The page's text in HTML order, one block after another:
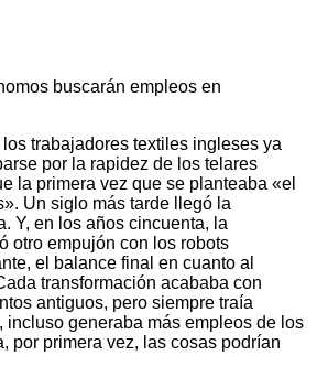
buscarán empleos en
trabajadores textiles ingleses ya
por la rapidez de los telares
la primera vez que se planteaba «el
Un siglo más tarde llegó la
Y, en los años cincuenta, la
otro empujón con los robots
el balance final en cuanto al
transformación acababa con
antiguos, pero siempre traía
incluso generaba más empleos de los
por primera vez, las cosas podrían